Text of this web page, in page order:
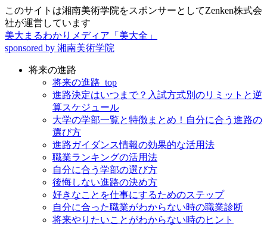
このサイトは湘南美術学院をスポンサーとしてZenken株式会
社が運営しています
美大まるわかりメディア「美大全」
sponsored by 湘南美術学院
将来の進路
将来の進路_top
進路決定はいつまで？入試方式別のリミットと逆
算スケジュール
大学の学部一覧と特徴まとめ！自分に合う進路の
選び方
進路ガイダンス情報の効果的な活用法
職業ランキングの活用法
自分に合う学部の選び方
後悔しない進路の決め方
好きなことを仕事にするためのステップ
自分に合った職業がわからない時の職業診断
将来やりたいことがわからない時のヒント